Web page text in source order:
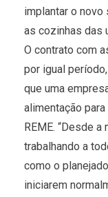
implantar o novo
as cozinhas das
O contrato com
por igual
que uma
alimentação
REME. “Desde
trabalhando a
como o
iniciarem